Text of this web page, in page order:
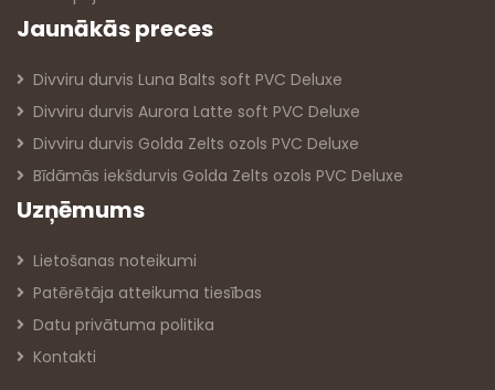
Jaunākās preces
Divviru durvis Luna Balts soft PVC Deluxe
Divviru durvis Aurora Latte soft PVC Deluxe
Divviru durvis Golda Zelts ozols PVC Deluxe
Bīdāmās iekšdurvis Golda Zelts ozols PVC Deluxe
Uzņēmums
Lietošanas noteikumi
Patērētāja atteikuma tiesības
Datu privātuma politika
Kontakti